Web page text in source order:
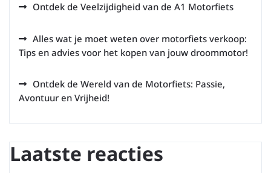
Ontdek de Veelzijdigheid van de A1 Motorfiets
Alles wat je moet weten over motorfiets verkoop:
Tips en advies voor het kopen van jouw droommotor!
Ontdek de Wereld van de Motorfiets: Passie,
Avontuur en Vrijheid!
Laatste reacties